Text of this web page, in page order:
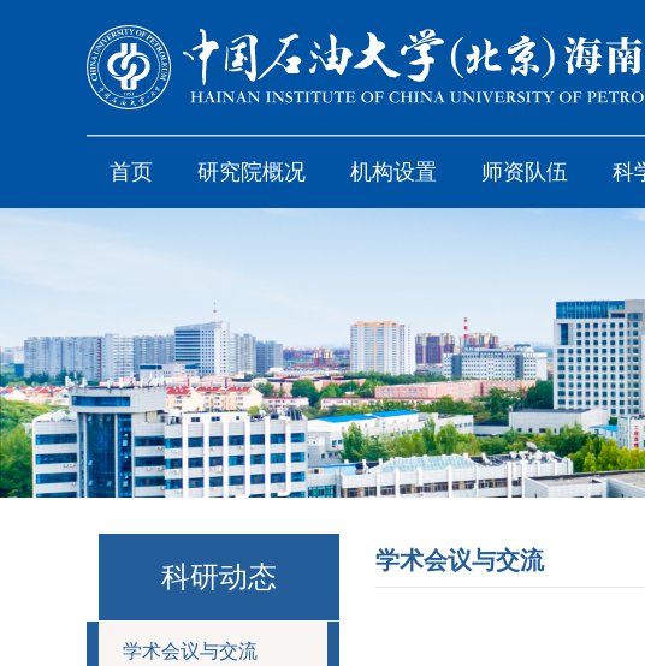
首页 研究院概况 机构设置 师资队伍 科
科研动态
学术会议与交流
学术会议与交流